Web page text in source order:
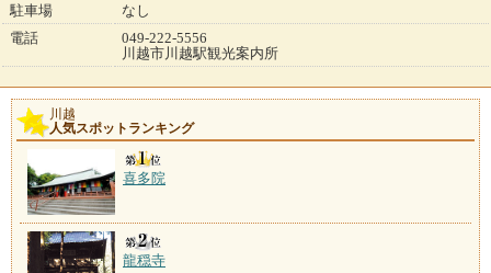
駐車場
なし
電話
049-222-5556
川越市川越駅観光案内所
川越
人気スポットランキング
喜多院
龍穏寺